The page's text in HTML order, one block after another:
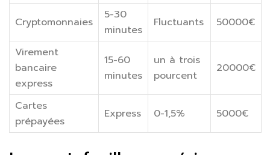
Cryptomonnaies
5-30
minutes
Fluctuants 50000€
Virement
bancaire
express
15-60
minutes
un à trois
pourcent
20000€
Cartes
prépayées
Express 0-1,5% 5000€